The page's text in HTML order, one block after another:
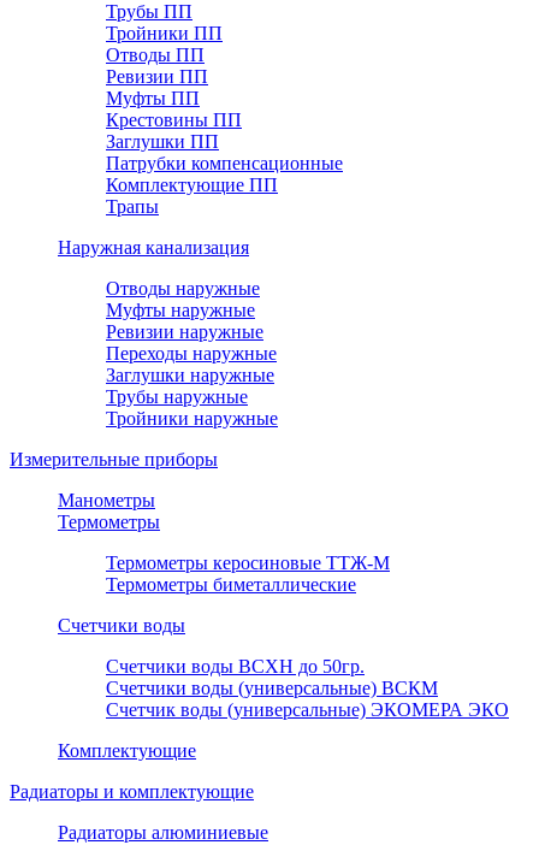
Трубы ПП
Тройники ПП
Отводы ПП
Ревизии ПП
Муфты ПП
Крестовины ПП
Заглушки ПП
Патрубки компенсационные
Комплектующие ПП
Трапы
Наружная канализация
Отводы наружные
Муфты наружные
Ревизии наружные
Переходы наружные
Заглушки наружные
Трубы наружные
Тройники наружные
Измерительные приборы
Манометры
Термометры
Термометры керосиновые ТТЖ-М
Термометры биметаллические
Счетчики воды
Счетчики воды ВСХН до 50гр.
Счетчики воды (универсальные) ВСКМ
Счетчик воды (универсальные) ЭКОМЕРА ЭКО
Комплектующие
Радиаторы и комплектующие
Радиаторы алюминиевые